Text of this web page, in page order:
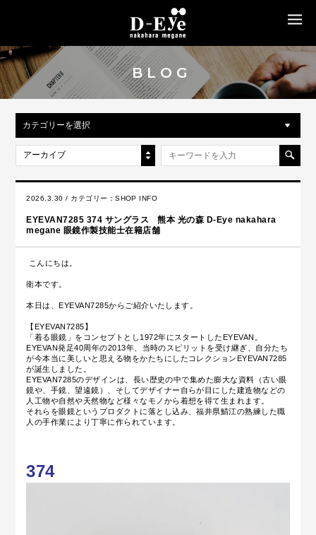
BLOG
カテゴリーを選択
アーカイブ
2026.3.30 / カテゴリー：SHOP INFO
EYEVAN7285 374 サングラス 熊本 光の森 D-Eye nakahara
megane 眼鏡作製技能士在籍店舗
こんにちは。
衛本です。
本日は、EYEVAN7285からご紹介いたします。
【EYEVAN7285】
「着る眼鏡」をコンセプトとし1972年にスタートしたEYEVAN。
EYEVAN発足40周年の2013年、当時のスピリットを受け継ぎ、 自分たち
が今本当に美しいと思える物をかたちにしたコレクションEYEVAN7285
が誕生しました。
EYEVAN7285のデザインは、長い歴史の中で集めた膨大な資料（古い眼
鏡や、手鏡、望遠鏡）、そしてデザイナー 自らが目にした建造物などの
人工物や自然や天然物など様々なモノから着想を得て生まれます。
それらを眼鏡というプロダクトに落とし込み、福井県鯖江の熟練した職
人の手作業により丁寧に作られています。
374